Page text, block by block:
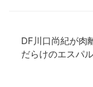
DF川口尚紀が肉
だらけのエスパ